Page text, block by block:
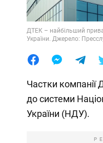
ДТЕК – найбільший
України. Джерело:
Частки
до системи
України (НДУ).